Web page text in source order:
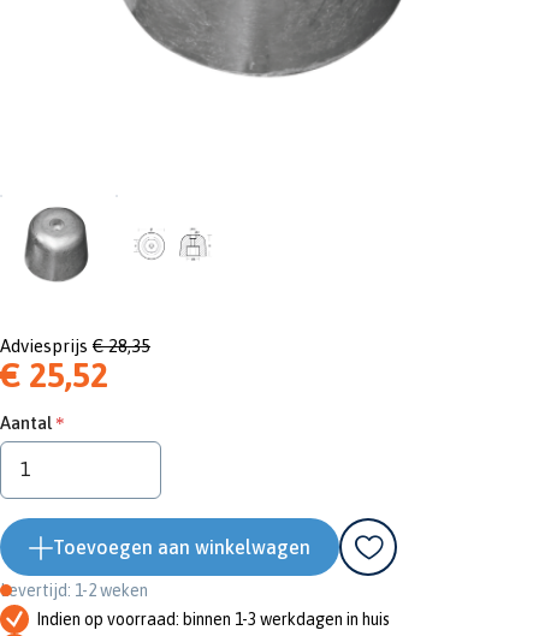
Adviesprijs € 28,35
€ 25,52
Aantal
Toevoegen aan winkelwagen
Levertijd: 1-2 weken
Indien op voorraad: binnen 1-3 werkdagen in huis